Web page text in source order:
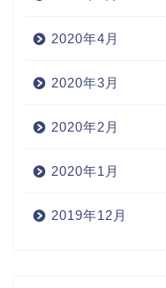
2020年4月
2020年3月
2020年2月
2020年1月
2019年12月